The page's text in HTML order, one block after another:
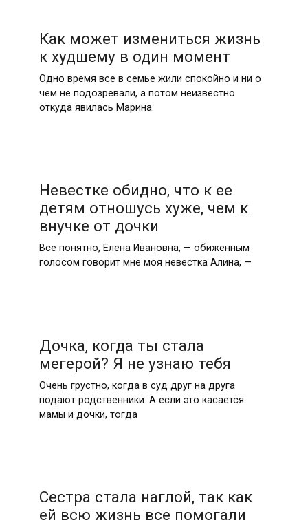
Как может измениться жизнь
к худшему в один момент
Одно время все в семье жили спокойно и ни о
чем не подозревали, а потом неизвестно
откуда явилась Марина.
Невестке обидно, что к ее
детям отношусь хуже, чем к
внучке от дочки
Все понятно, Елена Ивановна, — обиженным
голосом говорит мне моя невестка Алина, —
Дочка, когда ты стала
мегерой? Я не узнаю тебя
Очень грустно, когда в суд друг на друга
подают родственники. А если это касается
мамы и дочки, тогда
Сестра стала наглой, так как
ей всю жизнь все помогали